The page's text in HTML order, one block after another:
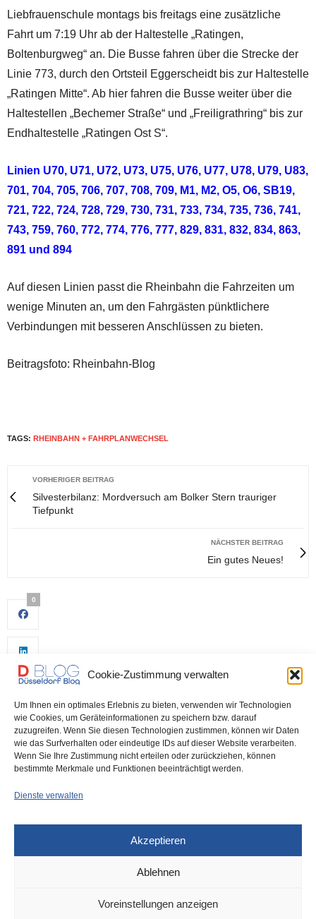
Cookie-Zustimmung verwalten
Um Ihnen ein optimales Erlebnis zu bieten, verwenden wir Technologien
wie Cookies, um Geräteinformationen zu speichern bzw. darauf
zuzugreifen. Wenn Sie diesen Technologien zustimmen, können wir Daten
wie das Surfverhalten oder eindeutige IDs auf dieser Website verarbeiten.
Wenn Sie Ihre Zustimmung nicht erteilen oder zurückziehen, können
bestimmte Merkmale und Funktionen beeinträchtigt werden.
Dienste verwalten
Akzeptieren
Ablehnen
Voreinstellungen anzeigen
Liebfrauenschule montags bis freitags eine zusätzliche
Fahrt um 7:19 Uhr ab der Haltestelle „Ratingen,
Boltenburgweg“ an. Die Busse fahren über die Strecke der
Linie 773, durch den Ortsteil Eggerscheidt bis zur Haltestelle
„Ratingen Mitte“. Ab hier fahren die Busse weiter über die
Haltestellen „Bechemer Straße“ und „Freiligrathring“ bis zur
Endhaltestelle „Ratingen Ost S“.
Linien U70, U71, U72, U73, U75, U76, U77, U78, U79, U83,
701, 704, 705, 706, 707, 708, 709, M1, M2, O5, O6, SB19,
721, 722, 724, 728, 729, 730, 731, 733, 734, 735, 736, 741,
743, 759, 760, 772, 774, 776, 777, 829, 831, 832, 834, 863,
891 und 894
Auf diesen Linien passt die Rheinbahn die Fahrzeiten um
wenige Minuten an, um den Fahrgästen pünktlichere
Verbindungen mit besseren Anschlüssen zu bieten.
Beitragsfoto: Rheinbahn-Blog
TAGS: RHEINBAHN + FAHRPLANWECHSEL
VORHERIGER BEITRAG
Silvesterbilanz: Mordversuch am Bolker Stern trauriger
Tiefpunkt
NÄCHSTER BEITRAG
Ein gutes Neues!
0